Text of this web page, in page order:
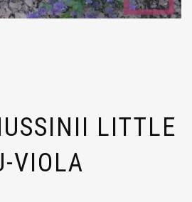
LITTLE
VIOLA